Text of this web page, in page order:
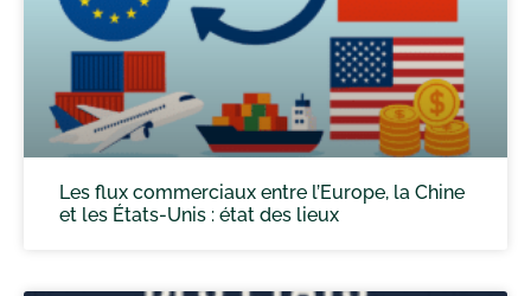
Les flux commerciaux entre l’Europe, la Chine
et les États-Unis : état des lieux